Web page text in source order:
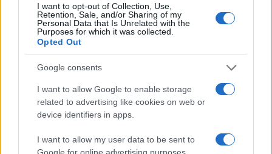
I want to opt-out of Collection, Use,
Retention, Sale, and/or Sharing of my
Personal Data that Is Unrelated with the
Purposes for which it was collected.
Opted Out
Google consents
I want to allow Google to enable storage
related to advertising like cookies on web or
device identifiers in apps.
I want to allow my user data to be sent to
Google for online advertising purposes.
Αν τα χάσατε